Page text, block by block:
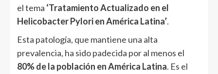
el tema ‘Tratamiento Actualizado en el
Helicobacter Pylori en América Latina’.
Esta patología, que mantiene una alta
prevalencia, ha sido padecida por al menos el
80% de la población en América Latina. Es el